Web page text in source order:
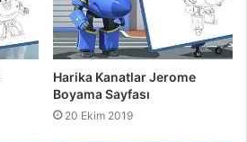
Harika Kanatlar Jerome
Boyama Sayfası
20 Ekim 2019